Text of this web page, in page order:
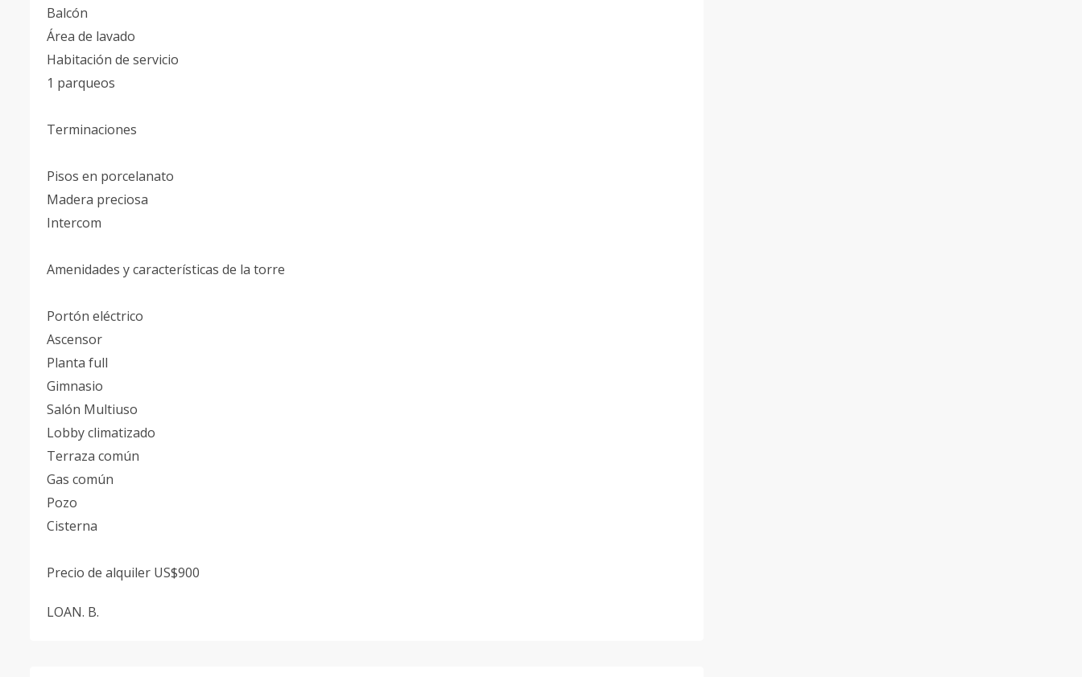
Balcón
Área de lavado
Habitación de servicio
1 parqueos
Terminaciones
Pisos en porcelanato
Madera preciosa
Intercom
Amenidades y características de la torre
Portón eléctrico
Ascensor
Planta full
Gimnasio
Salón Multiuso
Lobby climatizado
Terraza común
Gas común
Pozo
Cisterna
Precio de alquiler US$900
LOAN. B.